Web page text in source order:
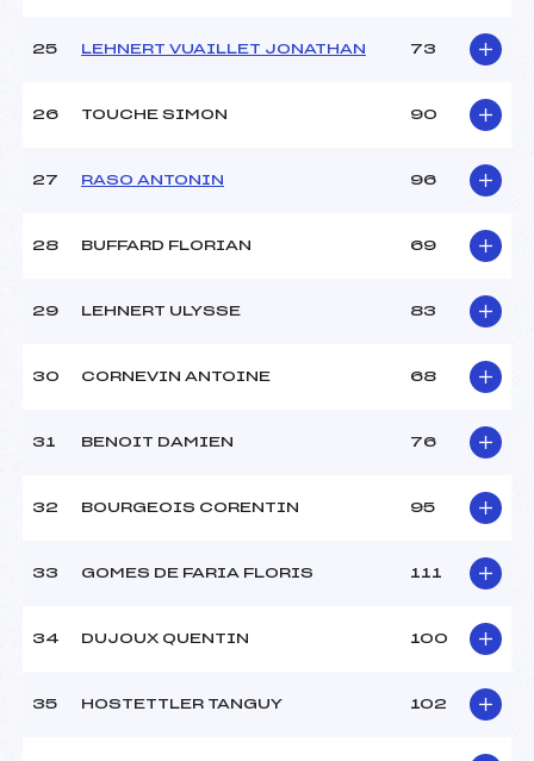
25 LEHNERT VUAILLET JONATHAN 73
26 TOUCHE SIMON 90
27 RASO ANTONIN 96
28 BUFFARD FLORIAN 69
29 LEHNERT ULYSSE 83
30 CORNEVIN ANTOINE 68
31 BENOIT DAMIEN 76
32 BOURGEOIS CORENTIN 95
33 GOMES DE FARIA FLORIS 111
34 DUJOUX QUENTIN 100
35 HOSTETTLER TANGUY 102